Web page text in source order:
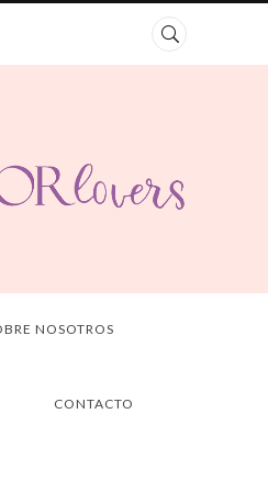
NOSOTROS
CONTACTO